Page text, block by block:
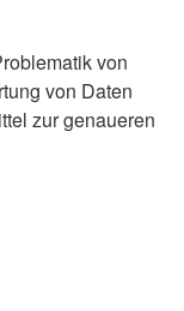
von
von Daten
zur genaueren